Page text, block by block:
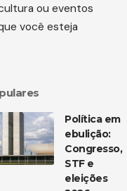
ou eventos
você esteja
Política em
ebulição:
Congresso,
STF e
eleições